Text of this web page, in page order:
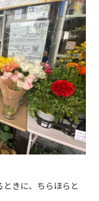
きに、ちらほらと